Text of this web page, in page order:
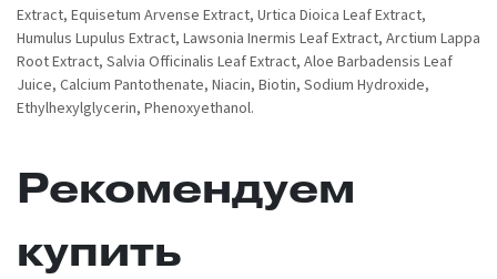
Extract, Equisetum Arvense Extract, Urtica Dioica Leaf Extract,
Humulus Lupulus Extract, Lawsonia Inermis Leaf Extract, Arctium Lappa
Root Extract, Salvia Officinalis Leaf Extract, Aloe Barbadensis Leaf
Juice, Calcium Pantothenate, Niacin, Biotin, Sodium Hydroxide,
Ethylhexylglycerin, Phenoxyethanol.
Рекомендуем
купить